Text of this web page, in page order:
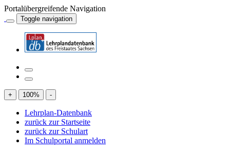
Portalübergreifende Navigation
Toggle navigation
+ 100% -
Lehrplan-Datenbank
zurück zur Startseite
zurück zur Schulart
Im Schulportal anmelden